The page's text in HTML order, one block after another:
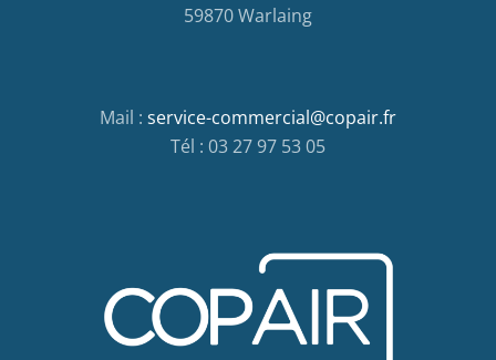
59870 Warlaing
Mail : service-commercial@copair.fr
Tél : 03 27 97 53 05